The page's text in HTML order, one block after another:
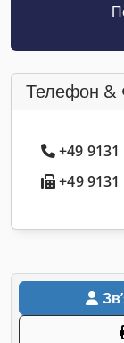
Телефон &
+49
+49